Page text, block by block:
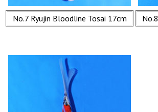
No.7 Ryujin Bloodline Tosai 17cm